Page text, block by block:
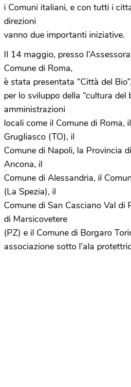
i Comuni italiani, e con tutti i
direzioni
vanno due importanti iniziative.
Il 14 maggio, presso
Comune di Roma,
è stata presentata “Città del
per lo sviluppo della “cultura del
amministrazioni
locali come il Comune di Roma,
Grugliasco (TO), il
Comune di Napoli, la Provincia
Ancona, il
Comune di Alessandria, il
(La Spezia), il
Comune di San Casciano Val di
di Marsicovetere
(PZ) e il Comune di Borgaro
associazione sotto l’ala